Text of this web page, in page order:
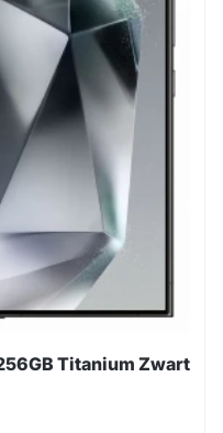
Titanium Zwart